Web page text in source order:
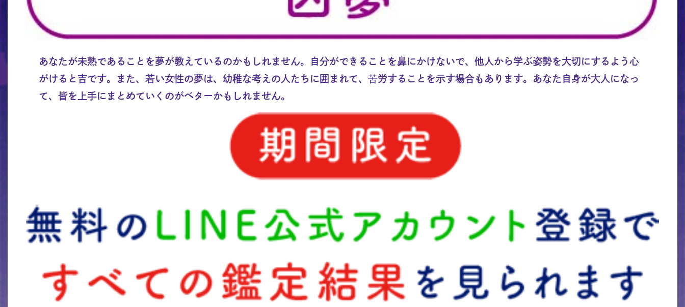
あなたが未熟であることを夢が教えているのかもしれません。自分ができることを鼻にかけないで、他人から学ぶ姿勢を大切にするよう心
がけると吉です。また、若い女性の夢は、幼稚な考えの人たちに囲まれて、苦労することを示す場合もあります。あなた自身が大人になっ
て、皆を上手にまとめていくのがベターかもしれません。